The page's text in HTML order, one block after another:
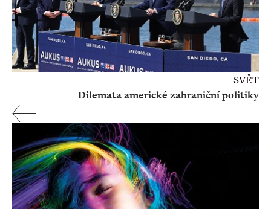
SVĚT
Dilemata americké zahraniční politiky